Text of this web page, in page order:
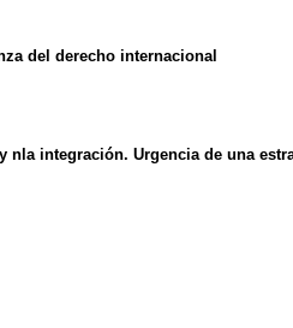
del derecho internacional
nla integración. Urgencia de una